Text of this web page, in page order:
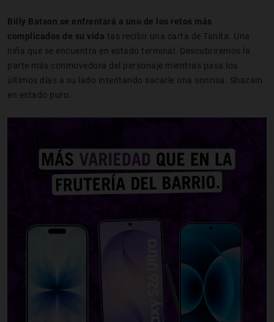
Billy Batson se enfrentará a uno de los retos más
complicados de su vida tas recibir una carta de Tanita. Una
niña que se encuentra en estado terminal. Descubriremos la
parte más conmovedora del personaje mientras pasa los
últimos días a su lado intentando sacarle una sonrisa. Shazam
en estado puro.